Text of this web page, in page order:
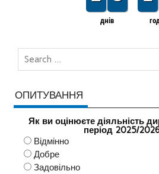
днів
ОПИТУВАННЯ
Як ви оцінюєте діяльність
період 2025/
Відмінно
Добре
Задовільно